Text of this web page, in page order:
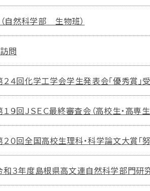
自然科学部 生物班）
問
回化学工学会学生発表会「優秀賞」
回ＪＳＥＣ最終審査会（高校生・高専
回全国高校生理科・科学論文大賞「
３年度島根県高文連自然科学部門研